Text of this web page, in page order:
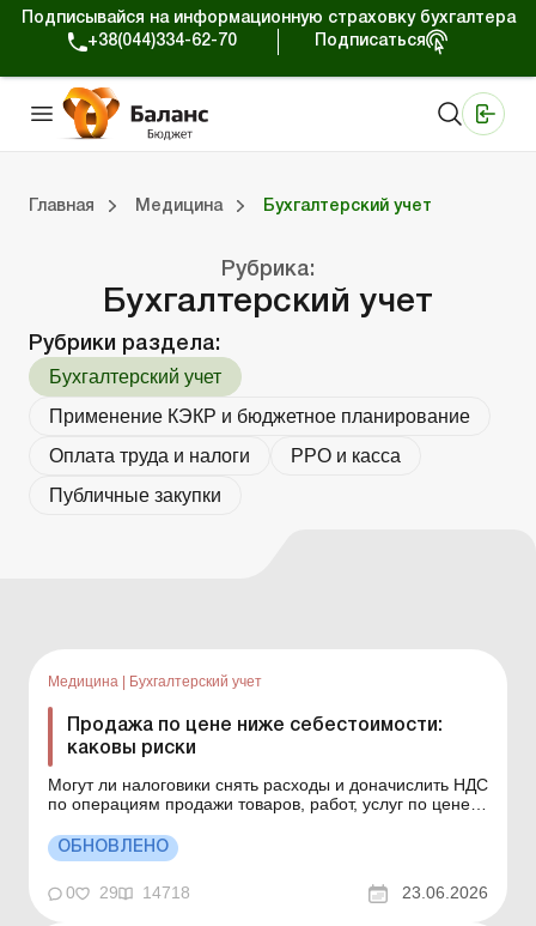
Подписывайся на информационную страховку бухгалтера
+38(044)334-62-70
Подписаться
Главная Медицина Бухгалтерский учет
Рубрика:
Бухгалтерский учет
Рубрики раздела:
Бухгалтерский учет
Применение КЭКР и бюджетное планирование
Оплата труда и налоги
РРО и касса
Публичные закупки
Медицина Бухгалтерский учет
Продажа по цене ниже себестоимости:
каковы риски
Могут ли налоговики снять расходы и доначислить НДС
по операциям продажи товаров, работ, услуг по цене
таким операциям и минимизировать налоговые риски?
Обо всем этом – в статье. Проблемные расходы:
налоговые риски и судебная практика Учитывая, ...
ОБНОВЛЕНО
0 29 14718 23.06.2026